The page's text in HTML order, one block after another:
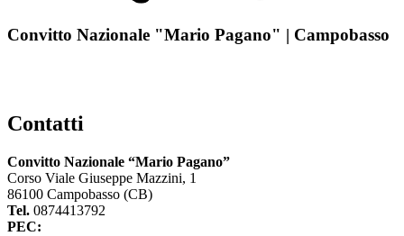
Convitto Nazionale "Mario Pagano" | Campobasso
Contatti
Convitto Nazionale “Mario Pagano”
Corso Viale Giuseppe Mazzini, 1
86100 Campobasso (CB)
Tel. 0874413792
PEC: